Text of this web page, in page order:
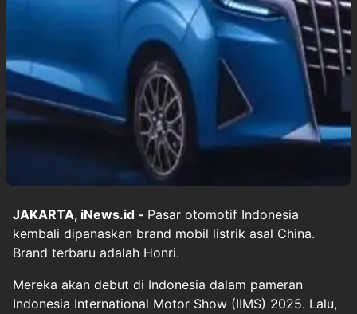
JAKARTA, iNews.id - Pasar otomotif Indonesia
kembali dipanaskan brand mobil listrik asal China.
Brand terbaru adalah Honri.
Mereka akan debut di Indonesia dalam pameran
Indonesia International Motor Show (IIMS) 2025. Lalu,